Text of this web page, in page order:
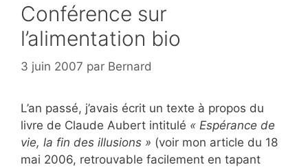
Conférence sur
l’alimentation bio
3 juin 2007 par Bernard
L’an passé, j’avais écrit un texte à propos du
livre de Claude Aubert intitulé « Espérance de
vie, la fin des illusions » (voir mon article du 18
mai 2006, retrouvable facilement en tapant